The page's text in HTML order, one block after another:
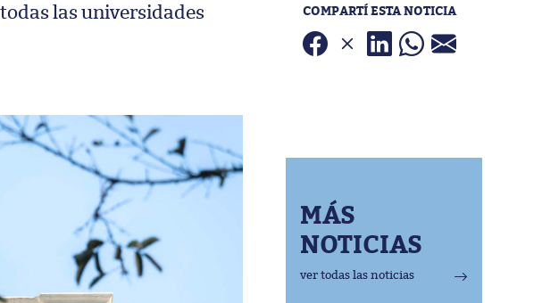
las universidades
COMPARTÍ ESTA NOTICIA
MÁS
NOTICIAS
ver todas las noticias